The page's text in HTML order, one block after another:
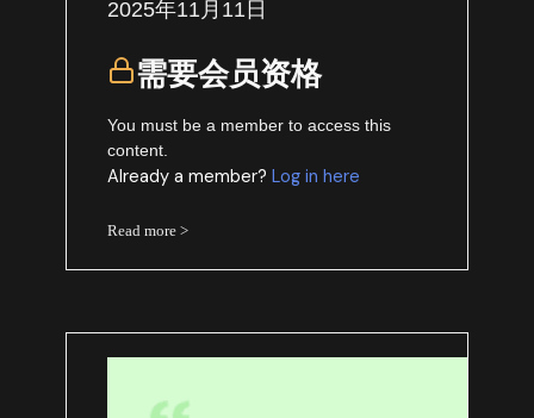
2025年11月11日
需要会员资格
You must be a member to access this
content.
Already a member?Log in here
Read more >